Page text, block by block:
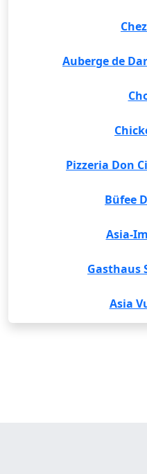
Auberge de
Pizzeria Don
Büfee
Asia-
Gasthaus
Asia